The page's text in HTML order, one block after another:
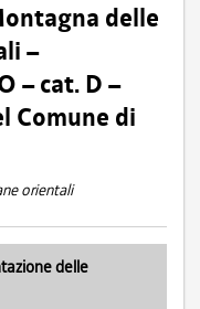
delle
–
– cat. D –
Comune di
orientali
delle